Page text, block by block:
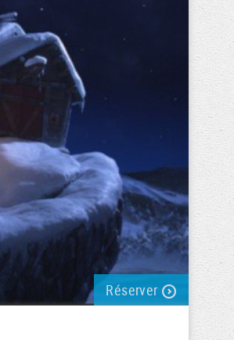
Réserver